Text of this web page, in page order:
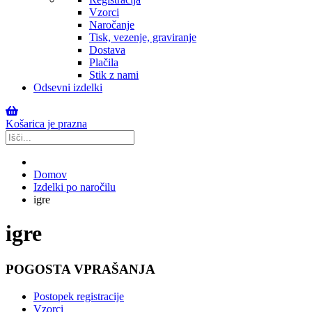
Vzorci
Naročanje
Tisk, vezenje, graviranje
Dostava
Plačila
Stik z nami
Odsevni izdelki
Košarica je prazna
Domov
Izdelki po naročilu
igre
igre
POGOSTA VPRAŠANJA
Postopek registracije
Vzorci